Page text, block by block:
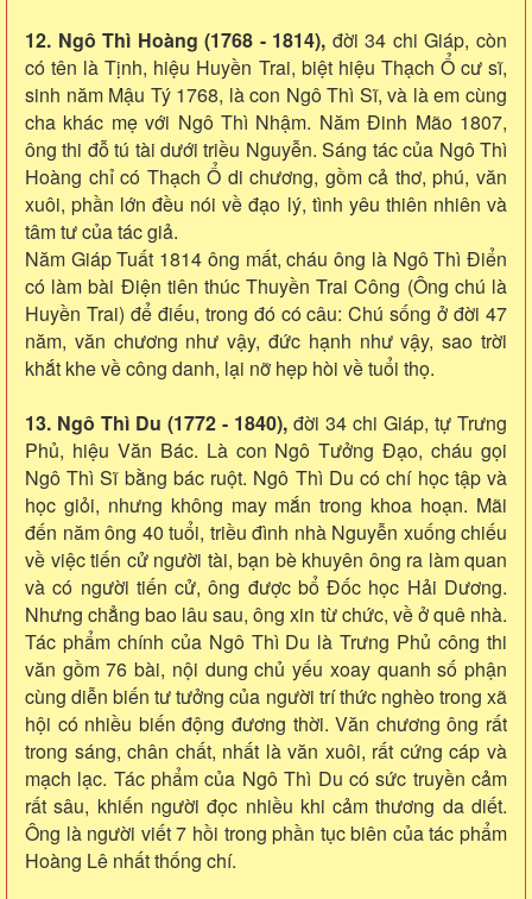
12. Ngô Thì Hoàng (1768 - 1814), đời 34 chi Giáp, còn
có tên là Tịnh, hiệu Huyền Trai, biệt hiệu Thạch Ổ cư sĩ,
sinh năm Mậu Tý 1768, là con Ngô Thì Sĩ, và là em cùng
cha khác mẹ với Ngô Thì Nhậm. Năm Đinh Mão 1807,
ông thi đỗ tú tài dưới triều Nguyễn. Sáng tác của Ngô Thì
Hoàng chỉ có Thạch Ổ di chương, gồm cả thơ, phú, văn
xuôi, phần lớn đều nói về đạo lý, tình yêu thiên nhiên và
tâm tư của tác giả.
Năm Giáp Tuất 1814 ông mất, cháu ông là Ngô Thì Điển
có làm bài Điện tiên thúc Thuyền Trai Công (Ông chú là
Huyền Trai) để điếu, trong đó có câu: Chú sống ở đời 47
năm, văn chương như vậy, đức hạnh như vậy, sao trời
khắt khe về công danh, lại nỡ hẹp hòi về tuổi thọ.
13. Ngô Thì Du (1772 - 1840), đời 34 chi Giáp, tự Trưng
Phủ, hiệu Văn Bác. Là con Ngô Tưởng Đạo, cháu gọi
Ngô Thì Sĩ bằng bác ruột. Ngô Thì Du có chí học tập và
học giỏi, nhưng không may mắn trong khoa hoạn. Mãi
đến năm ông 40 tuổi, triều đình nhà Nguyễn xuống chiếu
về việc tiến cử người tài, bạn bè khuyên ông ra làm quan
và có người tiến cử, ông được bổ Đốc học Hải Dương.
Nhưng chẳng bao lâu sau, ông xin từ chức, về ở quê nhà.
Tác phẩm chính của Ngô Thì Du là Trưng Phủ công thi
văn gồm 76 bài, nội dung chủ yếu xoay quanh số phận
cùng diễn biến tư tưởng của người trí thức nghèo trong xã
hội có nhiều biến động đương thời. Văn chương ông rất
trong sáng, chân chất, nhất là văn xuôi, rất cứng cáp và
mạch lạc. Tác phẩm của Ngô Thì Du có sức truyền cảm
rất sâu, khiến người đọc nhiều khi cảm thương da diết.
Ông là người viết 7 hồi trong phần tục biên của tác phẩm
Hoàng Lê nhất thống chí.